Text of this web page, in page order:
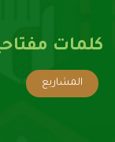
كلمات
المشاريع